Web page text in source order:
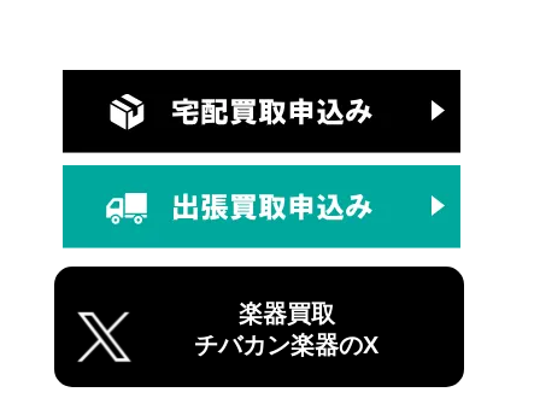
楽器買取
チバカン楽器のX